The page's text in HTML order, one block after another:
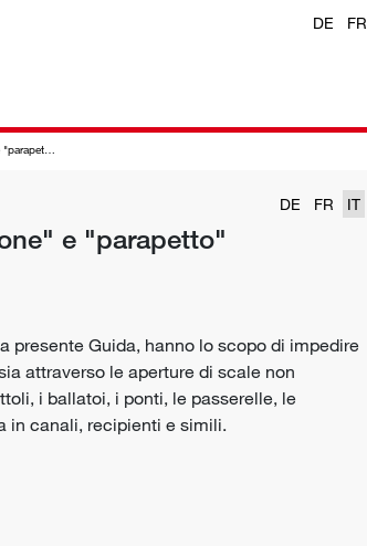
DE FR
DE FR IT
e "parapetto"
presente Guida, hanno lo scopo di impedire
attraverso le aperture di scale non
i ballatoi, i ponti, le passerelle, le
in canali, recipienti e simili.